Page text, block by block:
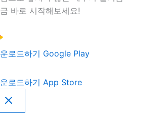
바로 시작해보세요!
로드하기 Google Play
로드하기 App Store